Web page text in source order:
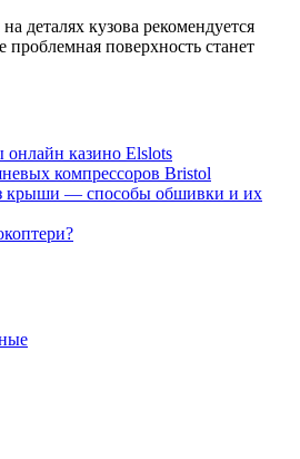
деталях кузова рекомендуется
проблемная поверхность станет
казино Elslots
компрессоров Bristol
крыши — способы обшивки и их